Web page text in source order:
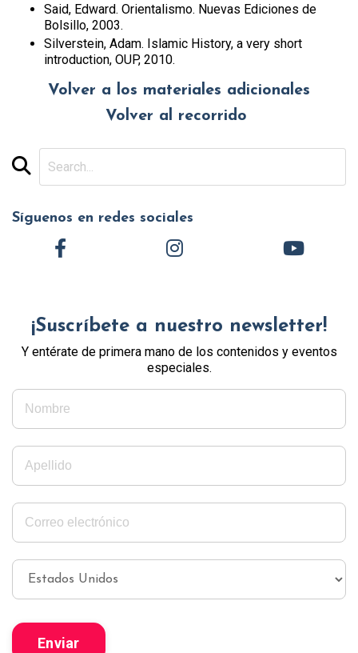
Said, Edward. Orientalismo. Nuevas Ediciones de
Bolsillo, 2003.
Silverstein, Adam. Islamic History, a very short
introduction, OUP, 2010.
Volver a los materiales adicionales
Volver al recorrido
Síguenos en redes sociales
¡Suscríbete a nuestro newsletter!
Y entérate de primera mano de los contenidos y eventos
especiales.
Enviar